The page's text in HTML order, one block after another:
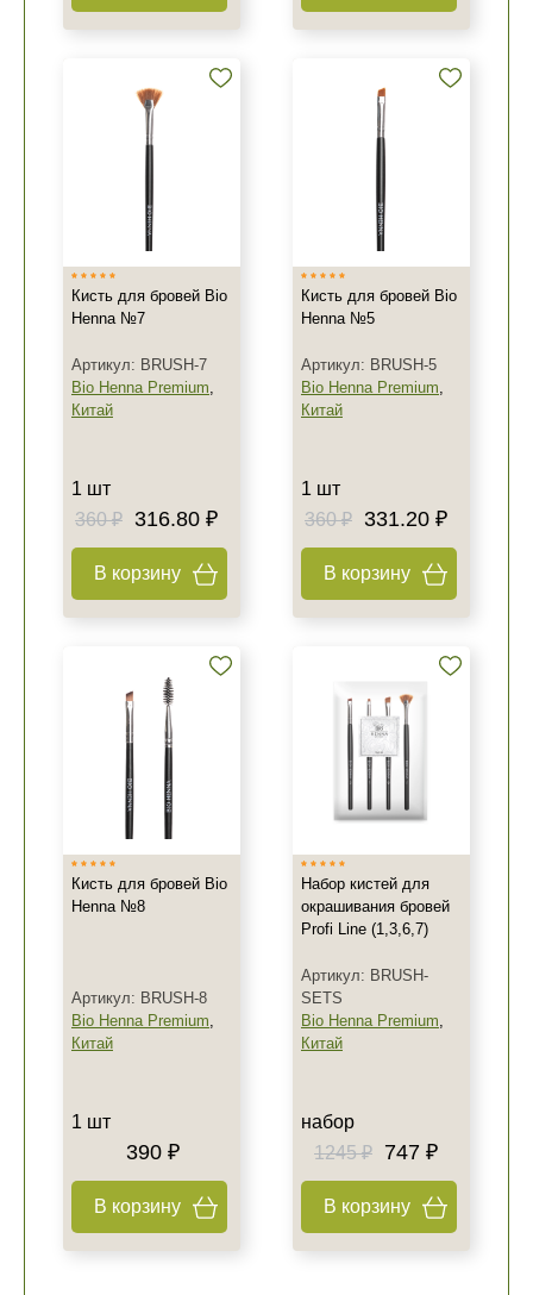
Кисть для бровей Bio
Henna №7
Артикул: BRUSH-7
Bio Henna Premium,
Китай
1 шт
360 ₽
316.80 ₽
В корзину
Кисть для бровей Bio
Henna №5
Артикул: BRUSH-5
Bio Henna Premium,
Китай
1 шт
360 ₽
331.20 ₽
В корзину
Кисть для бровей Bio
Henna №8
Артикул: BRUSH-8
Bio Henna Premium,
Китай
1 шт
390 ₽
В корзину
Набор кистей для
окрашивания бровей
Profi Line (1,3,6,7)
Артикул: BRUSH-
SETS
Bio Henna Premium,
Китай
набор
1245 ₽
747 ₽
В корзину
Не показывать предложение о консультации
+7 (929) 933-09-89